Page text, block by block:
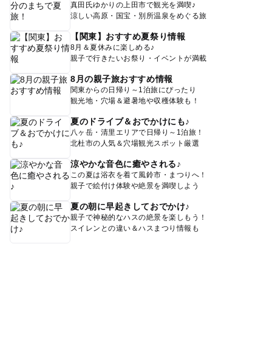
真田氏ゆかりの上田市で観光を満喫♪
涼しい高原・国宝・別所温泉をめぐる旅
【関東】おすすめ夏祭り情報
8月＆夏休みに楽しめる♪
親子で行きたいお祭り・イベントが満載
8月の親子旅おすすめ情報
関東からの日帰り～1泊旅にぴったり
観光地・穴場＆避暑地や収穫体験も！
夏のドライブ＆おでかけにも♪
八ヶ岳・清里エリアで日帰り～1泊旅！
北杜市の人気＆穴場観光スポット厳選
涼やかな音色に癒やされる♪
この夏は浴衣を着て風鈴市・まつりへ！
親子で絵付け体験や絶景を満喫しよう
夏の朝に早起きしておでかけ♪
親子で神秘的なハスの絶景を楽しもう！
スイレンとの違い＆ハスまつり情報も